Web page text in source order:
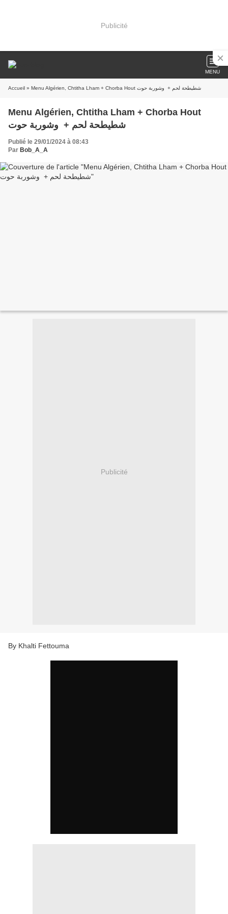
Publicité
MENU
Accueil » Menu Algérien, Chtitha Lham + Chorba Hout شطيطحة لحم + وشوربة حوت
Menu Algérien, Chtitha Lham + Chorba Hout
شطيطحة لحم + وشوربة حوت
Publié le 29/01/2024 à 08:43
Par Bob_A_A
Publicité
By Khalti Fettouma